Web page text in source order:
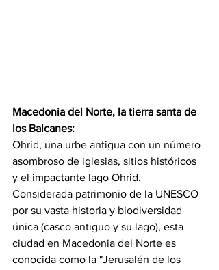
Macedonia del Norte, la tierra santa de
los Balcanes:
Ohrid, una urbe antigua con un número
asombroso de iglesias, sitios históricos
y el impactante lago Ohrid.
Considerada patrimonio de la UNESCO
por su vasta historia y biodiversidad
única (casco antiguo y su lago), esta
ciudad en Macedonia del Norte es
conocida como la "Jerusalén de los